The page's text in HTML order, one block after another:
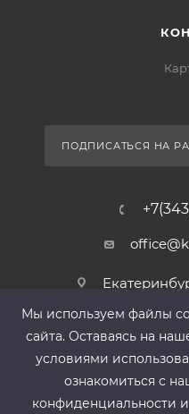
ПОДПИСАТЬСЯ НА
Мы используем файлы
сайта. Оставаясь на
условиями
ознакомиться с
конфиденциальности